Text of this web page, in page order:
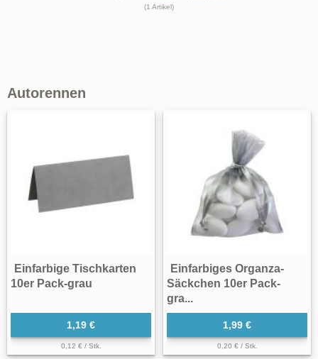
(1 Artikel)
Autorennen
Einfarbige Tischkarten
10er Pack-grau
1,19 €
0,12 € / Stk.
Einfarbiges Organza-
Säckchen 10er Pack-
gra...
1,99 €
0,20 € / Stk.